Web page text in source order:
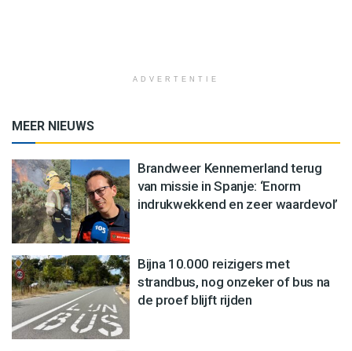
ADVERTENTIE
MEER NIEUWS
Brandweer Kennemerland terug
van missie in Spanje: ‘Enorm
indrukwekkend en zeer waardevol’
Bijna 10.000 reizigers met
strandbus, nog onzeker of bus na
de proef blijft rijden